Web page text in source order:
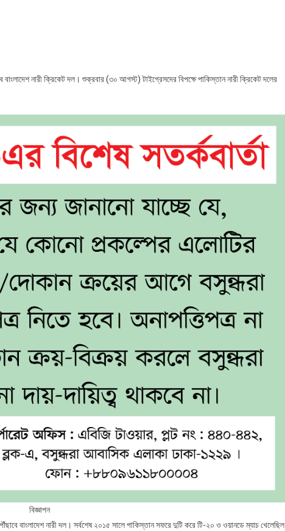
বাংলাদেশ নারী ক্রিকেট দল। শুক্রবার (৩০ আগস্ট) টাইগ্রেসদের বিপক্ষে পাকিস্তান নারী ক্রিকেট দলের
বিজ্ঞাপন
বাংলাদেশ নারী দল। সর্বশেষ ২০১৫ সালে পাকিস্তান সফরে দুটি করে টি-২০ ও ওয়ানডে ম্যাচ খেলেছিল